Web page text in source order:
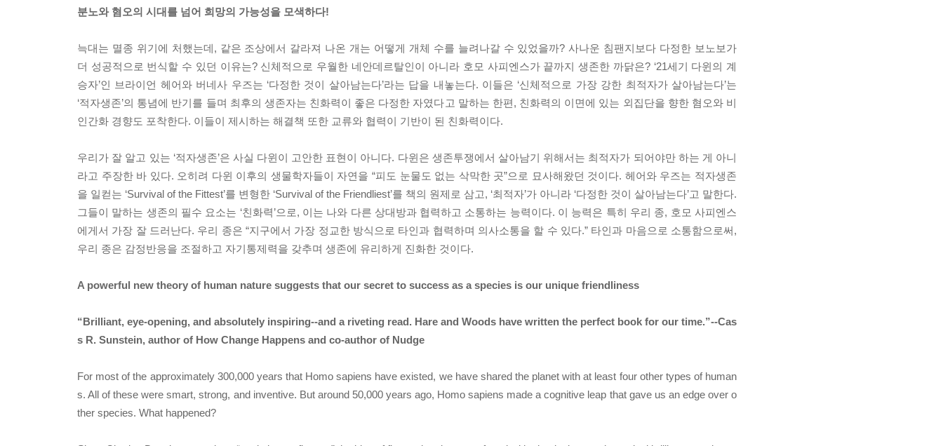
분노와 혐오의 시대를 넘어 희망의 가능성을 모색하다!
늑대는 멸종 위기에 처했는데, 같은 조상에서 갈라져 나온 개는 어떻게 개체 수를 늘려나갈 수 있었을까? 사나운 침팬지보다 다정한 보노보가
더 성공적으로 번식할 수 있던 이유는? 신체적으로 우월한 네안데르탈인이 아니라 호모 사피엔스가 끝까지 생존한 까닭은? ‘21세기 다윈의 계
승자’인 브라이언 헤어와 버네사 우즈는 ‘다정한 것이 살아남는다’라는 답을 내놓는다. 이들은 ‘신체적으로 가장 강한 최적자가 살아남는다’는
‘적자생존’의 통념에 반기를 들며 최후의 생존자는 친화력이 좋은 다정한 자였다고 말하는 한편, 친화력의 이면에 있는 외집단을 향한 혐오와 비
인간화 경향도 포착한다. 이들이 제시하는 해결책 또한 교류와 협력이 기반이 된 친화력이다.
우리가 잘 알고 있는 ‘적자생존’은 사실 다윈이 고안한 표현이 아니다. 다윈은 생존투쟁에서 살아남기 위해서는 최적자가 되어야만 하는 게 아니
라고 주장한 바 있다. 오히려 다윈 이후의 생물학자들이 자연을 “피도 눈물도 없는 삭막한 곳”으로 묘사해왔던 것이다. 헤어와 우즈는 적자생존
을 일컫는 ‘Survival of the Fittest’를 변형한 ‘Survival of the Friendliest’를 책의 원제로 삼고, ‘최적자’가 아니라 ‘다정한 것이 살아남는다’고 말한다.
그들이 말하는 생존의 필수 요소는 ‘친화력’으로, 이는 나와 다른 상대방과 협력하고 소통하는 능력이다. 이 능력은 특히 우리 종, 호모 사피엔스
에게서 가장 잘 드러난다. 우리 종은 “지구에서 가장 정교한 방식으로 타인과 협력하며 의사소통을 할 수 있다.” 타인과 마음으로 소통함으로써,
우리 종은 감정반응을 조절하고 자기통제력을 갖추며 생존에 유리하게 진화한 것이다.
A powerful new theory of human nature suggests that our secret to success as a species is our unique friendliness
“Brilliant, eye-opening, and absolutely inspiring--and a riveting read. Hare and Woods have written the perfect book for our time.”--Cas
s R. Sunstein, author of How Change Happens and co-author of Nudge
For most of the approximately 300,000 years that Homo sapiens have existed, we have shared the planet with at least four other types of human
s. All of these were smart, strong, and inventive. But around 50,000 years ago, Homo sapiens made a cognitive leap that gave us an edge over o
ther species. What happened?